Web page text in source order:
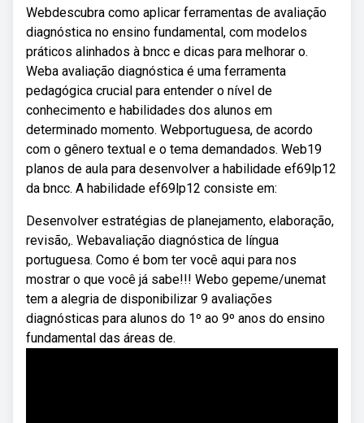
Webdescubra como aplicar ferramentas de avaliação
diagnóstica no ensino fundamental, com modelos
práticos alinhados à bncc e dicas para melhorar o.
Weba avaliação diagnóstica é uma ferramenta
pedagógica crucial para entender o nível de
conhecimento e habilidades dos alunos em
determinado momento. Webportuguesa, de acordo
com o gênero textual e o tema demandados. Web19
planos de aula para desenvolver a habilidade ef69lp12
da bncc. A habilidade ef69lp12 consiste em:
Desenvolver estratégias de planejamento, elaboração,
revisão,. Webavaliação diagnóstica de língua
portuguesa. Como é bom ter você aqui para nos
mostrar o que você já sabe!!! Webo gepeme/unemat
tem a alegria de disponibilizar 9 avaliações
diagnósticas para alunos do 1º ao 9º anos do ensino
fundamental das áreas de.